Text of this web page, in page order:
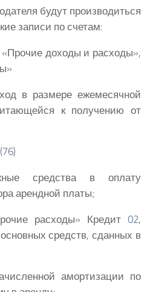
будут производиться
записи по счетам:
«Прочие доходы и расходы»,
в размере ежемесячной
к получению от
(76)
средства в оплату
арендной платы;
расходы» Кредит 02,
средств, сданных в
амортизации по